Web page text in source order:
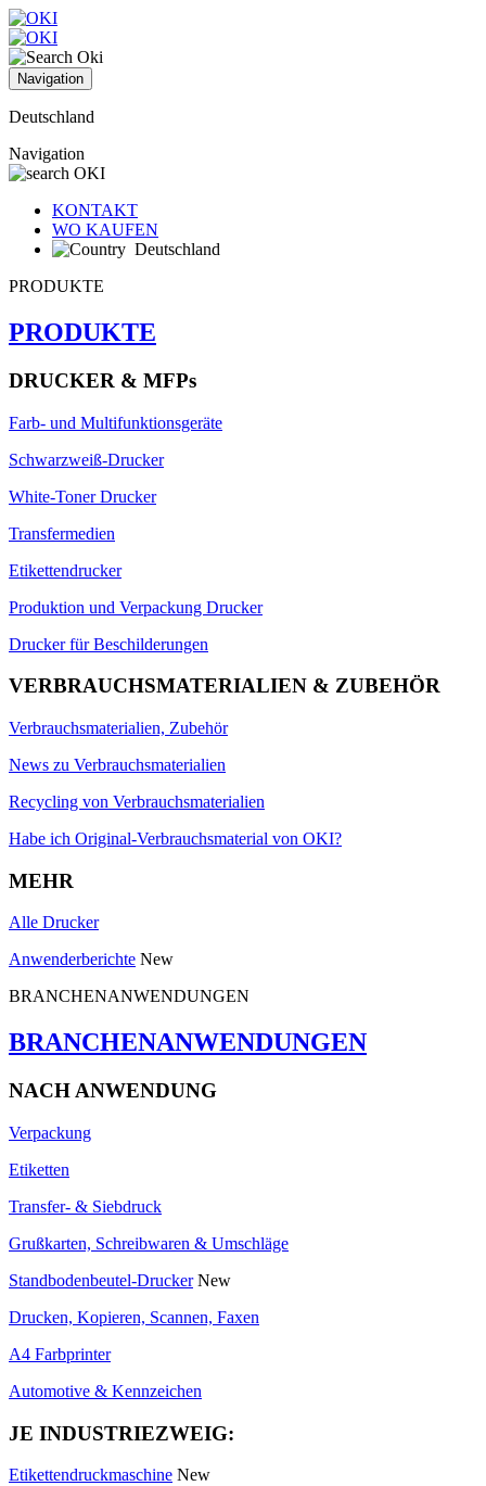
Navigation
Deutschland
Navigation
KONTAKT
WO KAUFEN
Deutschland
PRODUKTE
PRODUKTE
DRUCKER & MFPs
Farb- und Multifunktionsgeräte
Schwarzweiß-Drucker
White-Toner Drucker
Transfermedien
Etikettendrucker
Produktion und Verpackung Drucker
Drucker für Beschilderungen
VERBRAUCHSMATERIALIEN & ZUBEHÖR
Verbrauchsmaterialien, Zubehör
News zu Verbrauchsmaterialien
Recycling von Verbrauchsmaterialien
Habe ich Original-Verbrauchsmaterial von OKI?
MEHR
Alle Drucker
Anwenderberichte New
BRANCHENANWENDUNGEN
BRANCHENANWENDUNGEN
NACH ANWENDUNG
Verpackung
Etiketten
Transfer- & Siebdruck
Grußkarten, Schreibwaren & Umschläge
Standbodenbeutel-Drucker New
Drucken, Kopieren, Scannen, Faxen
A4 Farbprinter
Automotive & Kennzeichen
JE INDUSTRIEZWEIG:
Etikettendruckmaschine New